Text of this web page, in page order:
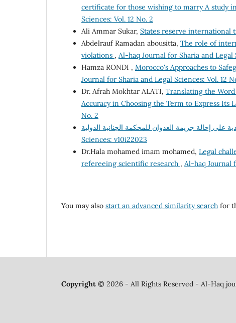
certificate for those wishing to marry A study
Sciences: Vol. 12 No. 2
Ali Ammar Sukar, States reserve international
Abdelrauf Ramadan abousitta, The role of
violations , Al-haq Journal for Sharia and Legal
Hamza RONDI , Morocco's Approaches to
Journal for Sharia and Legal Sciences: Vol. 12
Dr. Afrah Mokhtar ALATI, Translating the
Accuracy in Choosing the Term to Express Its
No. 2
Sciences: v10i22023
Dr.Hala mohamed imam mohamed, Legal
refereeing scientific research , Al-haq Journal
You may also start an advanced similarity search for
Copyright © 2026 - All Rights Reserved - Al-Haq